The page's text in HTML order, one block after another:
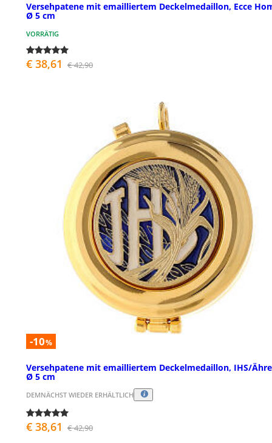
Versehpatene mit emailliertem Deckelmedaillon, Ecce
Ø 5 cm
VORRÄTIG
€ 38,61 € 42,90
-10%
Versehpatene mit emailliertem Deckelmedaillon, IHS/
Ø 5 cm
DEMNÄCHST WIEDER ERHÄLTLICH
€ 38,61 € 42,90